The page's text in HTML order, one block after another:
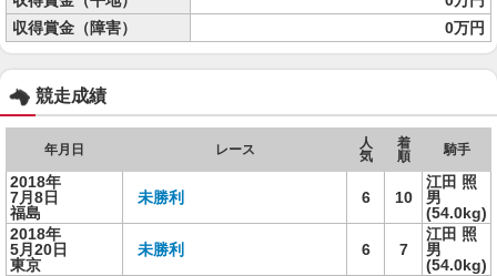
収得賞金（障害）
0万円
競走成績
年月日 レース
人
気
着
順
騎手
2018年
7月8日
福島
未勝利 6 10
江田 照
男
(54.0kg)
2018年
5月20日
東京
未勝利 6 7
江田 照
男
(54.0kg)